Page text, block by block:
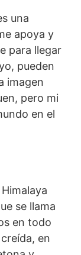
una
apoya y
para llegar
pueden
imagen
pero mi
en el
se llama
en todo
en